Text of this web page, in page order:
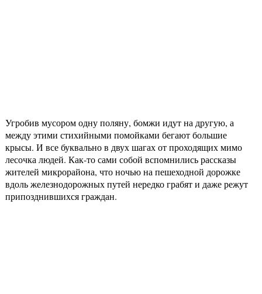
Угробив мусором одну поляну, бомжи идут на другую, а
между этими стихийными помойками бегают большие
крысы. И все буквально в двух шагах от проходящих мимо
лесочка людей. Как-то сами собой вспомнились рассказы
жителей микрорайона, что ночью на пешеходной дорожке
вдоль железнодорожных путей нередко грабят и даже режут
припозднившихся граждан.